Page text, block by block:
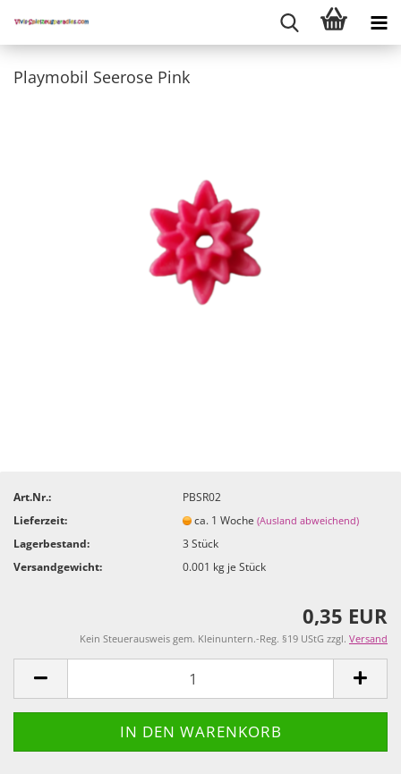
Playmobil Seerose Pink
Art.Nr.:
PBSR02
Lieferzeit:
ca. 1 Woche(Ausland abweichend)
Lagerbestand: 3Stück
Versandgewicht:
0.001 kg je Stück
0,35 EUR
Kein Steuerausweis gem. Kleinuntern.-Reg. §19 UStG zzgl. Versand